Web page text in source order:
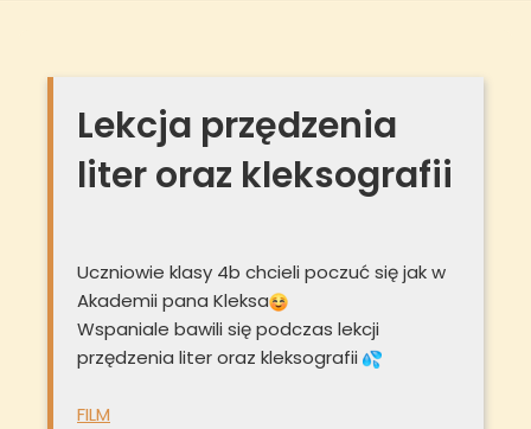
Lekcja przędzenia
liter oraz kleksografii
Uczniowie klasy 4b chcieli poczuć się jak w
Akademii pana Kleksa
Wspaniale bawili się podczas lekcji
przędzenia liter oraz kleksografii
FILM